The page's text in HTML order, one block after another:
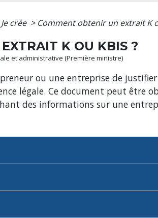
Je crée > Comment obtenir un extrait K
K OU KBIS ?
et administrative (Première ministre)
ou une entreprise de
légale. Ce document peut être
des informations sur une